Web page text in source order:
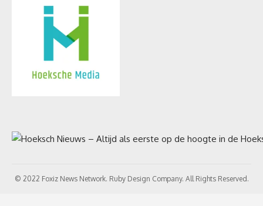
© 2022 Foxiz News Network. Ruby Design Company. All Rights Reserved.